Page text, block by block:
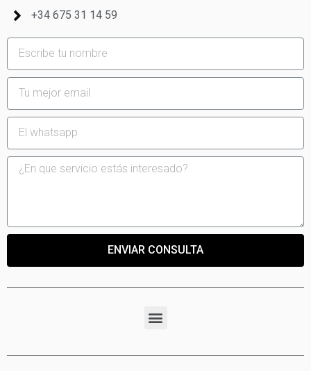
+34 675 31 14 59
ENVIAR CONSULTA